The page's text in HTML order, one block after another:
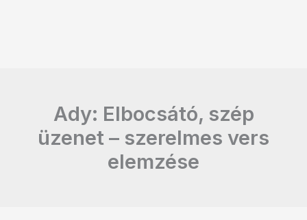
Ady: Elbocsátó, szép
üzenet – szerelmes vers
elemzése